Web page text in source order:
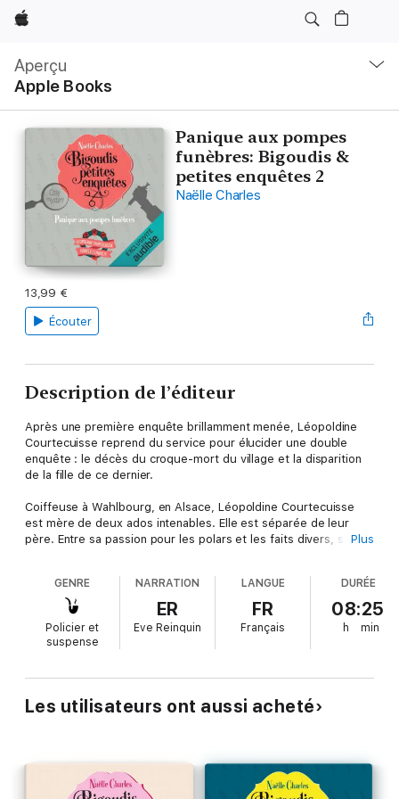
Apple
Aperçu
Apple Books
locale
Ouvrir
menu
Panique aux pompes
funèbres: Bigoudis &
petites enquêtes 2
Naëlle Charles
13,99 €
Écouter
Description de l’éditeur
Après une première enquête brillamment menée, Léopoldine
Courtecuisse reprend du service pour élucider une double
enquête : le décès du croque-mort du village et la disparition
de la fille de ce dernier.
Coiffeuse à Wahlbourg, en Alsace, Léopoldine Courtecuisse
est mère de deux ados intenables. Elle est séparée de leur
père. Entre sa passion pour les polars et les faits divers, ses
Pourtant, après avoir élucidé le meurtre de Véronique Busch,
notre coiffeuse s'ennuie. Le jour où Oscar et Claudia Gauner
sollicitent son aide, elle voit là une nouvelle occasion de jouer
les détectives. En effet, leur fille a disparu et la gendarmerie
Sans compter que ces gens ne sont pas n'importe qui : Oscar
est le croque-mort de la ville. Quant à Manon, il s'agit de la
d'étranges circonstances, Léo et son complice, le lieutenant
Quentin Delval, se retrouvent à devoir plancher sur les deux
affaires à la fois...
Plus
GENRE
Policier et
suspense
NARRATION
ER
Eve Reinquin
LANGUE
FR
Français
DURÉE
08:25
h min
Les utilisateurs ont aussi acheté